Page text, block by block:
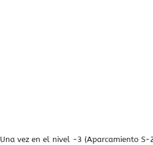
Una vez en el nivel -3 (Aparcamiento